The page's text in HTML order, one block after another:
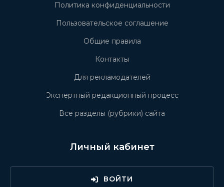
Политика конфиденциальности
Пользовательское соглашение
Общие правила
Контакты
Для рекламодателей
Экспертный редакционный процесс
Все разделы (рубрики) сайта
Личный кабинет
ВОЙТИ